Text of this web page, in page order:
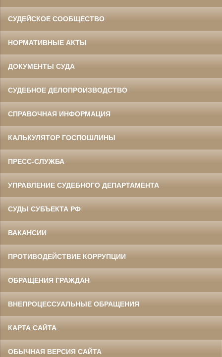
СУДЕЙСКОЕ СООБЩЕСТВО
НОРМАТИВНЫЕ АКТЫ
ДОКУМЕНТЫ СУДА
СУДЕБНОЕ ДЕЛОПРОИЗВОДСТВО
СПРАВОЧНАЯ ИНФОРМАЦИЯ
КАЛЬКУЛЯТОР ГОСПОШЛИНЫ
ПРЕСС-СЛУЖБА
УПРАВЛЕНИЕ СУДЕБНОГО ДЕПАРТАМЕНТА
СУДЫ СУБЪЕКТА РФ
ВАКАНСИИ
ПРОТИВОДЕЙСТВИЕ КОРРУПЦИИ
ОБРАЩЕНИЯ ГРАЖДАН
ВНЕПРОЦЕССУАЛЬНЫЕ ОБРАЩЕНИЯ
КАРТА САЙТА
ОБЫЧНАЯ ВЕРСИЯ САЙТА